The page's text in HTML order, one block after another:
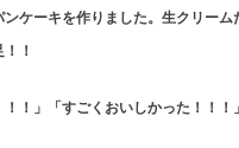
ンケーキを作りました。生クリーム
！
！！」「すごくおいしかった！！！